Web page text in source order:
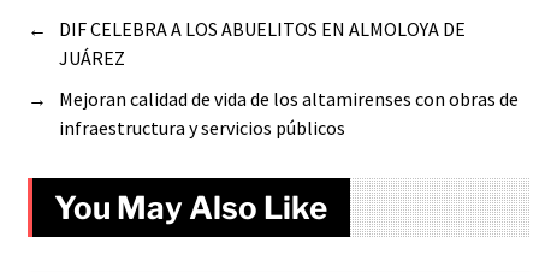
←
DIF CELEBRA A LOS ABUELITOS EN ALMOLOYA DE
JUÁREZ
→
Mejoran calidad de vida de los altamirenses con obras de
infraestructura y servicios públicos
You May Also Like